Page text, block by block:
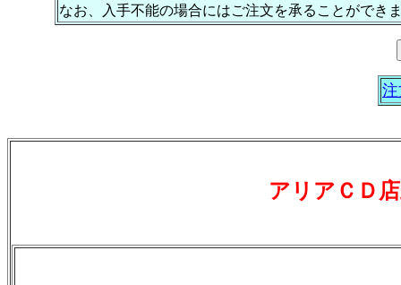
なお、入手不能の場合にはご注文を承ることができ
アリアＣＤ